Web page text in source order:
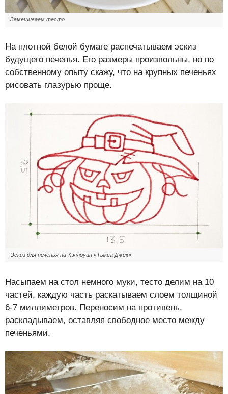
Замешиваем тесто
На плотной белой бумаге распечатываем эскиз
будущего печенья. Его размеры произвольны, но по
собственному опыту скажу, что на крупных печеньях
рисовать глазурью проще.
Эскиз для печенья на Хэллоуин «Тыква Джек»
Насыпаем на стол немного муки, тесто делим на 10
частей, каждую часть раскатываем слоем толщиной
6-7 миллиметров. Переносим на противень,
раскладываем, оставляя свободное место между
печеньями.